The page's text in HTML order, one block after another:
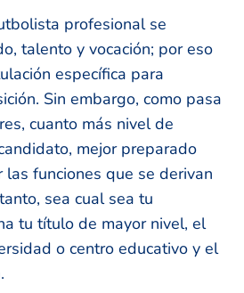
profesional se
talento y vocación; por eso
específica para
Sin embargo, como pasa
cuanto más nivel de
mejor preparado
funciones que se derivan
sea cual sea tu
tu título de mayor nivel, el
o centro educativo y el